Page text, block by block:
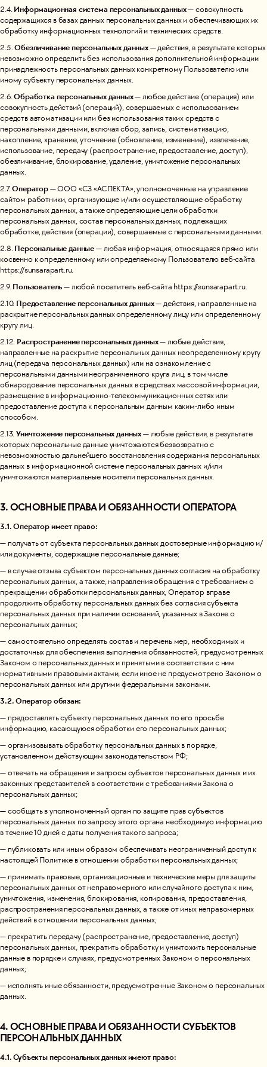
2.4.Информационная система персональных данных— совокупность
содержащихся в базах данных персональных данных и обеспечивающих их
обработку информационных технологий и технических средств.
2.5.Обезличивание персональных данных— действия, в результате которых
невозможно определить без использования дополнительной информации
принадлежность персональных данных конкретному Пользователю или
иному субъекту персональных данных.
2.6.Обработка персональных данных— любое действие (операция) или
совокупность действий (операций), совершаемых с использованием
средств автоматизации или без использования таких средств с
персональными данными, включая сбор, запись, систематизацию,
накопление, хранение, уточнение (обновление, изменение), извлечение,
использование, передачу (распространение, предоставление, доступ),
обезличивание, блокирование, удаление, уничтожение персональных
данных.
2.7.Оператор— ООО «СЗ «АСПЕКТА», уполномоченные на управление
сайтом работники, организующие и/или осуществляющие обработку
персональных данных, а также определяющие цели обработки
персональных данных, состав персональных данных, подлежащих
обработке, действия (операции), совершаемые с персональными данными.
2.8.Персональные данные— любая информация, относящаяся прямо или
косвенно к определенному или определяемому Пользователю веб-сайта
https://sunsarapart.ru.
2.9.Пользователь— любой посетитель веб-сайта https://sunsarapart.ru.
2.10. Предоставление персональных данных— действия, направленные на
раскрытие персональных данных определенному лицу или определенному
кругу лиц.
2.12. Распространение персональных данных— любые действия,
направленные на раскрытие персональных данных неопределенному кругу
лиц (передача персональных данных) или на ознакомление с
персональными данными неограниченного круга лиц, в том числе
обнародование персональных данных в средствах массовой информации,
размещение в информационно-телекоммуникационных сетях или
предоставление доступа к персональным данным каким-либо иным
способом.
2.13.Уничтожение персональных данных— любые действия, в результате
которых персональные данные уничтожаются безвозвратно с
невозможностью дальнейшего восстановления содержания персональных
данных в информационной системе персональных данных и/или
уничтожаются материальные носители персональных данных.
3. ОСНОВНЫЕ ПРАВА И ОБЯЗАННОСТИ ОПЕРАТОРА
3.1. Оператор имеет право:
— получать от субъекта персональных данных достоверные информацию и/
или документы, содержащие персональные данные;
— в случае отзыва субъектом персональных данных согласия на обработку
персональных данных, а также, направления обращения с требованием о
прекращении обработки персональных данных, Оператор вправе
продолжить обработку персональных данных без согласия субъекта
персональных данных при наличии оснований, указанных в Законе о
персональных данных;
— самостоятельно определять состав и перечень мер, необходимых и
достаточных для обеспечения выполнения обязанностей, предусмотренных
Законом о персональных данных и принятыми в соответствии с ним
нормативными правовыми актами, если иное не предусмотрено Законом о
персональных данных или другими федеральными законами.
3.2. Оператор обязан:
— предоставлять субъекту персональных данных по его просьбе
информацию, касающуюся обработки его персональных данных;
— организовывать обработку персональных данных в порядке,
установленном действующим законодательством РФ;
— отвечать на обращения и запросы субъектов персональных данных и их
законных представителей в соответствии с требованиями Закона о
персональных данных;
— сообщать в уполномоченный орган по защите прав субъектов
персональных данных по запросу этого органа необходимую информацию
в течение 10 дней с даты получения такого запроса;
— публиковать или иным образом обеспечивать неограниченный доступ к
настоящей Политике в отношении обработки персональных данных;
— принимать правовые, организационные и технические меры для защиты
персональных данных от неправомерного или случайного доступа к ним,
уничтожения, изменения, блокирования, копирования, предоставления,
распространения персональных данных, а также от иных неправомерных
действий в отношении персональных данных;
— прекратить передачу (распространение, предоставление, доступ)
персональных данных, прекратить обработку и уничтожить персональные
данные в порядке и случаях, предусмотренных Законом о персональных
данных;
— исполнять иные обязанности, предусмотренные Законом о персональных
данных.
4. ОСНОВНЫЕ ПРАВА И ОБЯЗАННОСТИ СУБЪЕКТОВ
ПЕРСОНАЛЬНЫХ ДАННЫХ
4.1. Субъекты персональных данных имеют право: